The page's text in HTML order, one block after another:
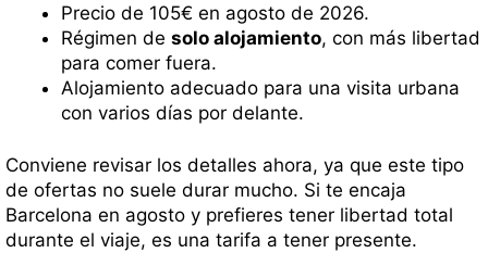
Precio de 105€ en agosto de 2026.
Régimen de solo alojamiento, con más libertad
para comer fuera.
Alojamiento adecuado para una visita urbana
con varios días por delante.
Conviene revisar los detalles ahora, ya que este tipo
de ofertas no suele durar mucho. Si te encaja
Barcelona en agosto y prefieres tener libertad total
durante el viaje, es una tarifa a tener presente.